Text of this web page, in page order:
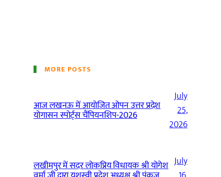
MORE POSTS
आज लखनऊ में आयोजित ओपन उत्तर प्रदेश
योगासन स्पोर्ट्स चैंपियनशिप-2026
July
25,
2026
लखीमपुर में सदर लोकप्रिय विधायक श्री योगेश July